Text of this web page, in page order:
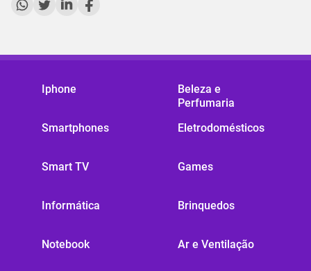
Iphone
Smartphones
Smart TV
Informática
Notebook
Beleza e
Perfumaria
Eletrodomésticos
Games
Brinquedos
Ar e Ventilação